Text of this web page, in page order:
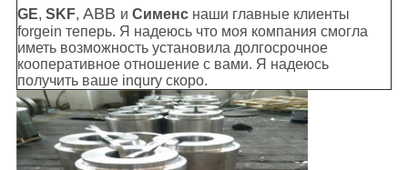
GE, SKF, ABB и Сименс наши главные клиенты
forgein теперь. Я надеюсь что моя компания смогла
иметь возможность установила долгосрочное
кооперативное отношение с вами. Я надеюсь
получить ваше inqury скоро.